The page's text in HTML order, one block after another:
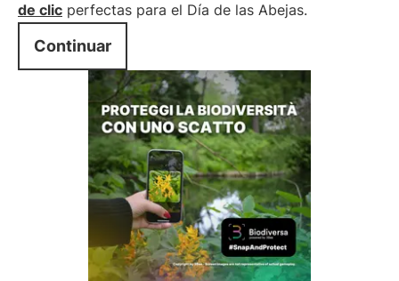
de clic perfectas para el Día de las Abejas.
Continuar